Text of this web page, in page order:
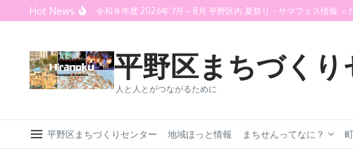
Skip to content
Hot News
令和８年度 2026年 7月～8月 平野区内 夏祭り・サマフェス情報 ＜だんじり・盆
平野区まちづくり
人と人とがつながるために
平野区まちづくりセンター 地域ほっと情報 まちせんってなに？